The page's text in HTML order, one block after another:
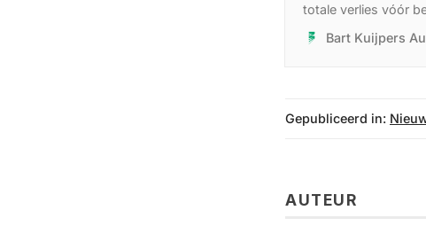
totale verlies vóór
de marges onder
leveren te weinig
Bart Kuijpers
Gepubliceerd in:
AUTEUR